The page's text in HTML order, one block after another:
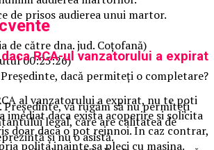
de prisos audierea unui martor.
de către dna. jud. Coțofană)
00:25:26)
dacă permiteți o completare?
Președinte, vă rugăm să nu permiteți
legal, care are calitatea de
și nu o asistă.
RCA-ul vanzatorului a expirat
al vanzatorului a expirat, nu te poti
imediat daca exista acoperire si solicita
doar daca o pot reinnoi. In caz contrar,
polita inainte sa pleci cu masina.